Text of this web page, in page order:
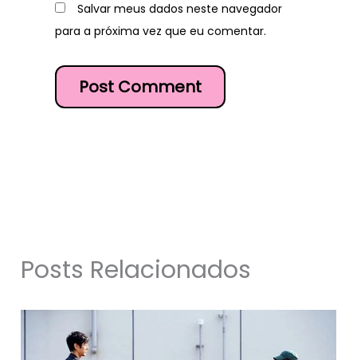
Salvar meus dados neste navegador
para a próxima vez que eu comentar.
Posts Relacionados